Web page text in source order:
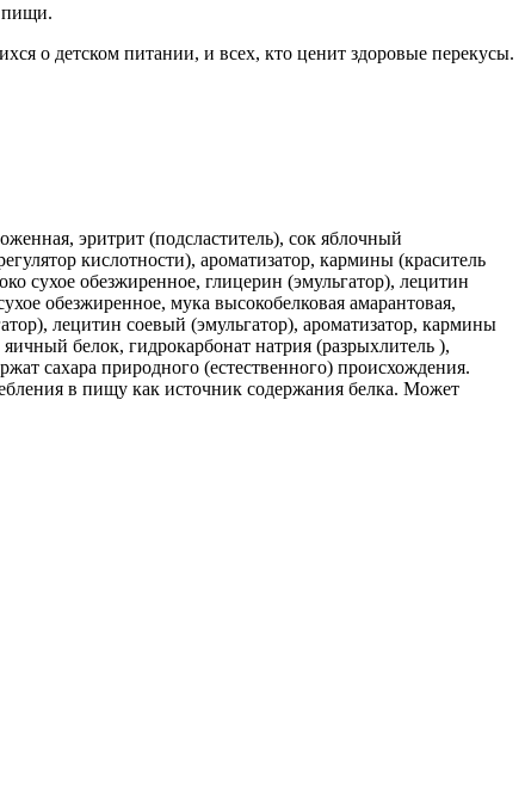
пищи.
о детском питании, и всех, кто ценит здоровые перекусы.
эритрит (подсластитель), сок яблочный
кислотности), ароматизатор, кармины (краситель
сухое обезжиренное, глицерин (эмульгатор), лецитин
обезжиренное, мука высокобелковая амарантовая,
лецитин соевый (эмульгатор), ароматизатор, кармины
белок, гидрокарбонат натрия (разрыхлитель ),
сахара природного (естественного) происхождения.
в пищу как источник содержания белка. Может